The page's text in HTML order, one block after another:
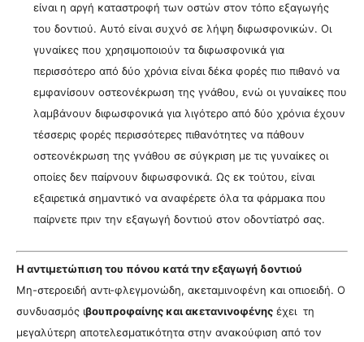
είναι η αργή καταστροφή των οστών στον τόπο εξαγωγής
του δοντιού. Αυτό είναι συχνό σε λήψη διφωσφονικών. Οι
γυναίκες που χρησιμοποιούν τα διφωσφονικά για
περισσότερο από δύο χρόνια είναι δέκα φορές πιο πιθανό να
εμφανίσουν οστεονέκρωση της γνάθου, ενώ οι γυναίκες που
λαμβάνουν διφωσφονικά για λιγότερο από δύο χρόνια έχουν
τέσσερις φορές περισσότερες πιθανότητες να πάθουν
οστεονέκρωση της γνάθου σε σύγκριση με τις γυναίκες οι
οποίες δεν παίρνουν διφωσφονικά. Ως εκ τούτου, είναι
εξαιρετικά σημαντικό να αναφέρετε όλα τα φάρμακα που
παίρνετε πριν την εξαγωγή δοντιού στον οδοντίατρό σας.
Η αντιμετώπιση του πόνου κατά την εξαγωγή δοντιού
Μη-στεροειδή αντι-φλεγμονώδη, ακεταμινοφένη και οπιοειδή. Ο
συνδυασμός ιβουπροφαίνης και ακετανινοφένης έχει τη
μεγαλύτερη αποτελεσματικότητα στην ανακούφιση από τον